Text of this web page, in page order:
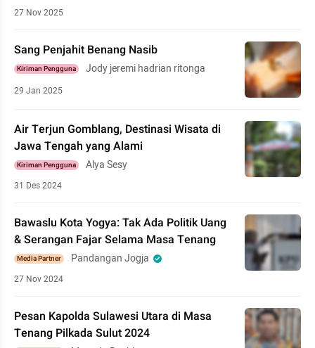
27 Nov 2025
Sang Penjahit Benang Nasib
Kiriman Pengguna Jody jeremi hadrian ritonga
29 Jan 2025
Air Terjun Gomblang, Destinasi Wisata di
Jawa Tengah yang Alami
Kiriman Pengguna Alya Sesy
31 Des 2024
Bawaslu Kota Yogya: Tak Ada Politik Uang
& Serangan Fajar Selama Masa Tenang
Media Partner Pandangan Jogja
27 Nov 2024
Pesan Kapolda Sulawesi Utara di Masa
Tenang Pilkada Sulut 2024